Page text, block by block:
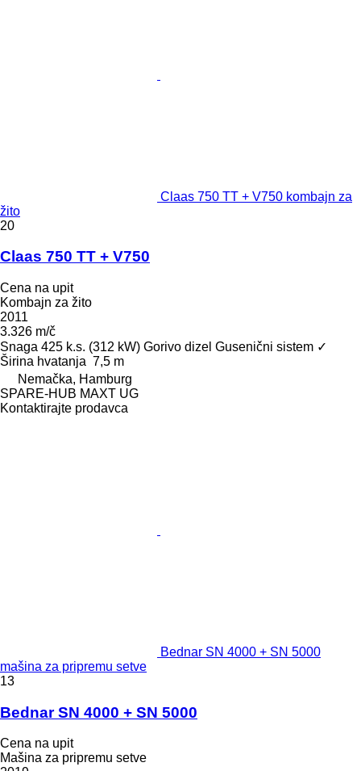
Claas 750 TT + V750 kombajn za
žito
20
Claas 750 TT + V750
Cena na upit
Kombajn za žito
2011
3.326 m/č
Snaga 425 k.s. (312 kW) Gorivo dizel Gusenični sistem ✓
Širina hvatanja 7,5 m
Nemačka, Hamburg
SPARE-HUB MAXT UG
Kontaktirajte prodavca
Bednar SN 4000 + SN 5000
mašina za pripremu setve
13
Bednar SN 4000 + SN 5000
Cena na upit
Mašina za pripremu setve